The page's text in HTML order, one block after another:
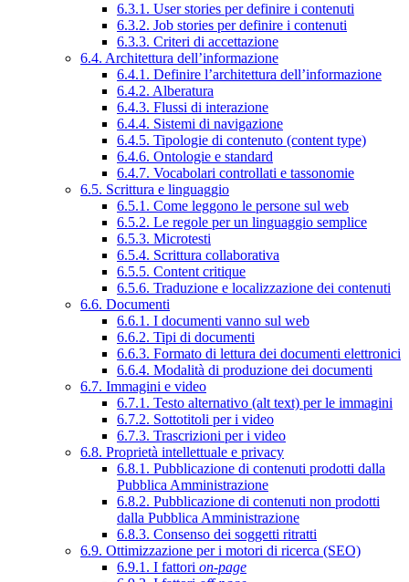
6.3.1. User stories per definire i contenuti
6.3.2. Job stories per definire i contenuti
6.3.3. Criteri di accettazione
6.4. Architettura dell’informazione
6.4.1. Definire l’architettura dell’informazione
6.4.2. Alberatura
6.4.3. Flussi di interazione
6.4.4. Sistemi di navigazione
6.4.5. Tipologie di contenuto (content type)
6.4.6. Ontologie e standard
6.4.7. Vocabolari controllati e tassonomie
6.5. Scrittura e linguaggio
6.5.1. Come leggono le persone sul web
6.5.2. Le regole per un linguaggio semplice
6.5.3. Microtesti
6.5.4. Scrittura collaborativa
6.5.5. Content critique
6.5.6. Traduzione e localizzazione dei contenuti
6.6. Documenti
6.6.1. I documenti vanno sul web
6.6.2. Tipi di documenti
6.6.3. Formato di lettura dei documenti elettronici
6.6.4. Modalità di produzione dei documenti
6.7. Immagini e video
6.7.1. Testo alternativo (alt text) per le immagini
6.7.2. Sottotitoli per i video
6.7.3. Trascrizioni per i video
6.8. Proprietà intellettuale e privacy
6.8.1. Pubblicazione di contenuti prodotti dalla
Pubblica Amministrazione
6.8.2. Pubblicazione di contenuti non prodotti
dalla Pubblica Amministrazione
6.8.3. Consenso dei soggetti ritratti
6.9. Ottimizzazione per i motori di ricerca (SEO)
6.9.1. I fattori on-page